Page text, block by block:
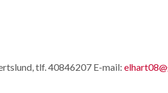
tlf. 40846207 E-mail: